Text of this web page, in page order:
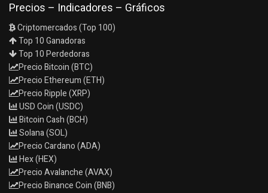
Precios – Indicadores – Gráficos
Criptomercados (Top 100)
Top 10 Ganadoras
Top 10 Perdedoras
Precio Bitcoin (BTC)
Precio Ethereum (ETH)
Precio Ripple (XRP)
USD Coin (USDC)
Bitcoin Cash (BCH)
Solana (SOL)
Precio Cardano (ADA)
Hex (HEX)
Precio Avalanche (AVAX)
Precio Binance Coin (BNB)